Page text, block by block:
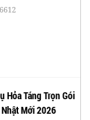
Hỏa Táng Trọn Gói
Nhật Mới 2026